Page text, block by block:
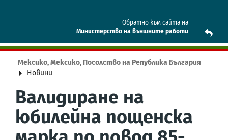
Обратно към сайта на
Mинистерство на външните работи
Мексико, Мексико, Посолство на Република България
Новини
Валидиране на
юбилейна пощенска